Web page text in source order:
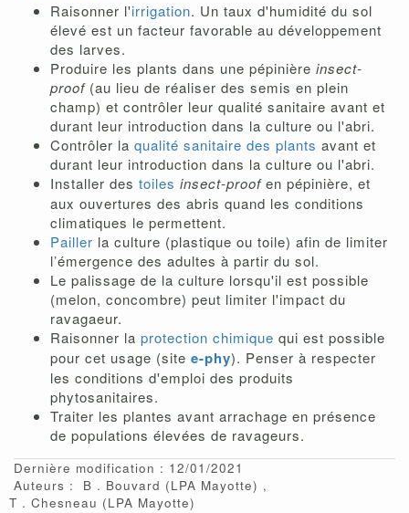
Raisonner l'irrigation. Un taux d'humidité du sol
élevé est un facteur favorable au développement
des larves.
Produire les plants dans une pépinière insect-
proof (au lieu de réaliser des semis en plein
champ) et contrôler leur qualité sanitaire avant et
durant leur introduction dans la culture ou l'abri.
Contrôler la qualité sanitaire des plants avant et
durant leur introduction dans la culture ou l'abri.
Installer des toiles insect-proofen pépinière, et
aux ouvertures des abris quand les conditions
climatiques le permettent.
Pailler la culture (plastique ou toile) afin de limiter
l’émergence des adultes à partir du sol.
Le palissage de la culture lorsqu'il est possible
(melon, concombre) peut limiter l'impact du
ravagaeur.
Raisonner la protection chimique qui est possible
pour cet usage (site e-phy). Penser à respecter
les conditions d'emploi des produits
phytosanitaires.
Traiter les plantes avant arrachage en présence
de populations élevées de ravageurs.
Dernière modification : 12/01/2021
Auteurs :
B Bouvard (LPA Mayotte)
T
Chesneau (LPA Mayotte)